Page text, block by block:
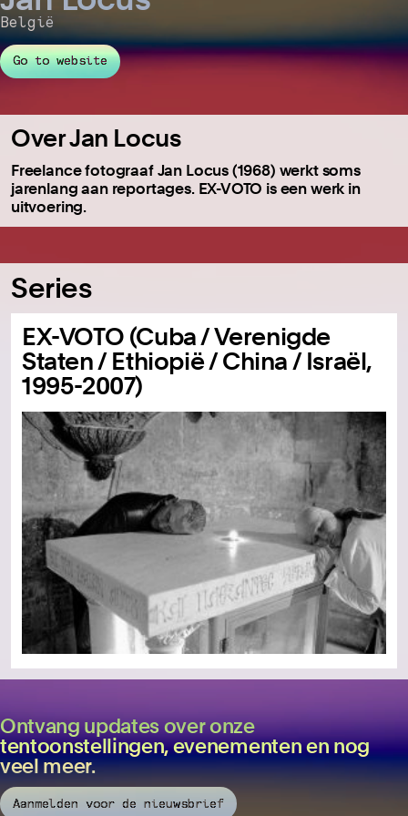
België
Go to website
Over Jan Locus
Freelance fotograaf Jan Locus (1968) werkt soms
jarenlang aan reportages. EX-VOTO is een werk in
uitvoering.
Series
EX-VOTO (Cuba / Verenigde
Staten / Ethiopië / China / Israël,
1995-2007)
Ontvang updates over onze
tentoonstellingen, evenementen en nog
veel meer.
Aanmelden voor de nieuwsbrief